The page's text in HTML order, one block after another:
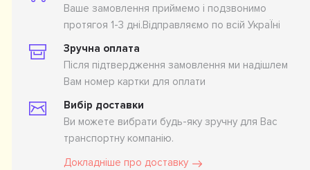
Ваше замовлення приймемо і подзвонимо
протягоя 1-3 дні.Відправляємо по всій УкраЇні
Зручна оплата
Після підтвердження замовлення ми надішлем
Вам номер картки для оплати
Вибір доставки
Ви можете вибрати будь-яку зручну для Вас
транспортну компанію.
Докладніше про доставку